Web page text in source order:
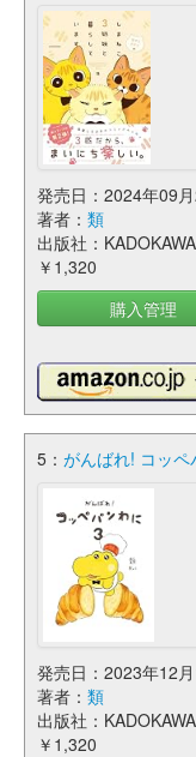
発売日：2024年09
著者： 類
出版社：KADOKAWA
￥1,320
購入管理
5： がんばれ! コッペ
発売日：2023年12
著者： 類
出版社：KADOKAWA
￥1,320